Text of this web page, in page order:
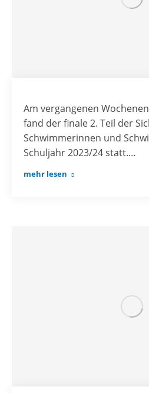
Am vergangenen
fand der finale 2. Teil der
Schwimmerinnen und
Schuljahr 2023/24 statt.…
mehr lesen